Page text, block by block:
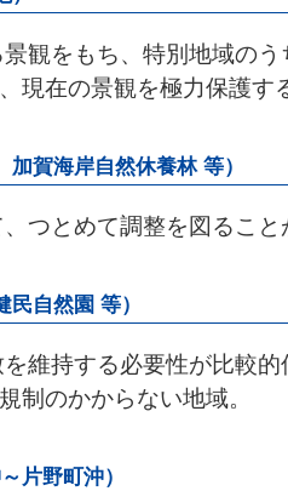
観をもち、特別地域の
現在の景観を極力保護す
賀海岸自然休養林 等）
つとめて調整を図ること
自然園 等）
維持する必要性が比較
制のかからない地域。
片野町沖）